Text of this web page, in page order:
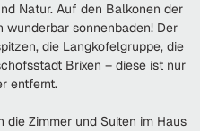
Natur. Auf den Balkonen der
wunderbar sonnenbaden! Der
die Langkofelgruppe, die
Brixen – diese ist nur
entfernt.
die Zimmer und Suiten im Haus